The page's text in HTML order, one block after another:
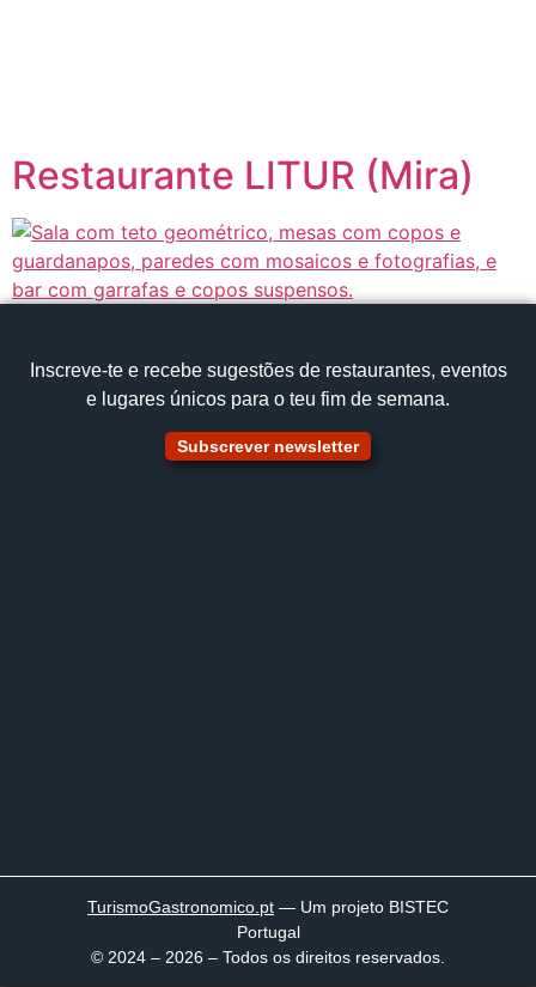
Restaurante LITUR (Mira)
Inscreve‑te e recebe sugestões de restaurantes, eventos
e lugares únicos para o teu fim de semana.
Subscrever newsletter
TurismoGastronomico .pt — Um projeto BISTEC
Portugal
© 2024 – 2026 – Todos os direitos reservados.